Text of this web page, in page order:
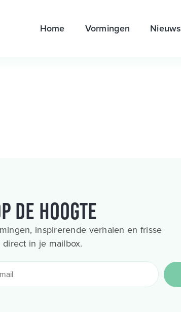
Home Vormingen Nieuws
de hoogte
inspirerende verhalen en frisse
in je mailbox.